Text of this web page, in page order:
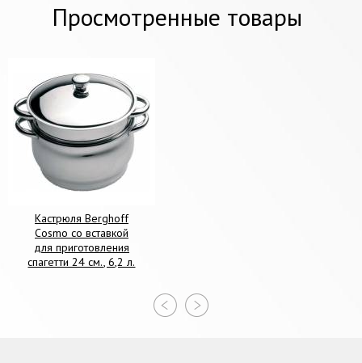
Просмотренные товары
Кастрюля Berghoff
Cosmo со вставкой
для приготовления
спагетти 24 см., 6,2 л.